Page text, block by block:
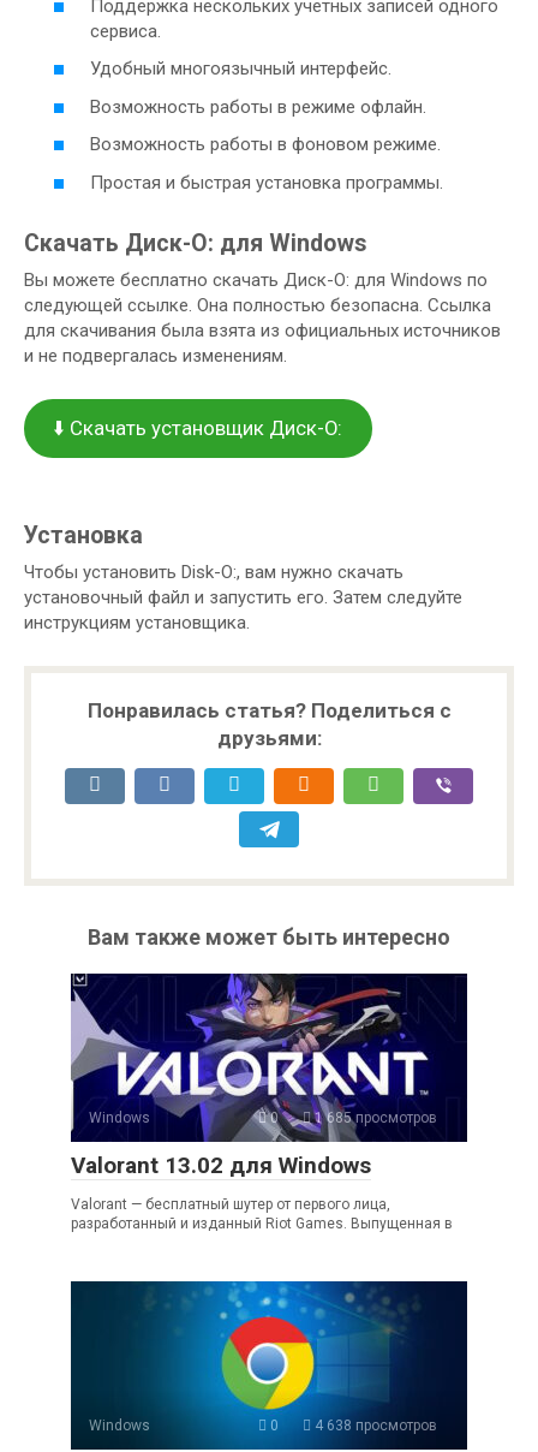
Поддержка нескольких учетных записей одного
сервиса.
Удобный многоязычный интерфейс.
Возможность работы в режиме офлайн.
Возможность работы в фоновом режиме.
Простая и быстрая установка программы.
Скачать Диск-О: для Windows
Вы можете бесплатно скачать Диск-О: для Windows по
следующей ссылке. Она полностью безопасна. Ссылка
для скачивания была взята из официальных источников
и не подвергалась изменениям.
⬇️ Скачать установщик Диск-О:
Установка
Чтобы установить Disk-O:, вам нужно скачать
установочный файл и запустить его. Затем следуйте
инструкциям установщика.
Понравилась статья? Поделиться с
друзьями:
Вам также может быть интересно
Windows 0 1 685 просмотров
Valorant 13.02 для Windows
Valorant — бесплатный шутер от первого лица,
разработанный и изданный Riot Games. Выпущенная в
Windows 0 4 638 просмотров